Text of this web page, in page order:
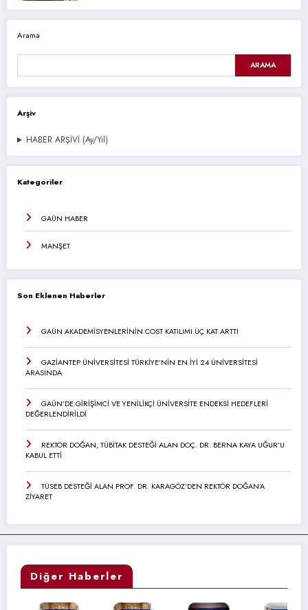
Arama
ARAMA
Arşiv
HABER ARŞİVİ (Ay/Yıl)
Kategoriler
GAÜN HABER
MANŞET
Son Eklenen Haberler
GAÜN AKADEMİSYENLERİNİN COST KATILIMI ÜÇ KAT ARTTI
GAZİANTEP ÜNİVERSİTESİ TÜRKİYE’NİN EN İYİ 24 ÜNİVERSİTESİ
ARASINDA
GAÜN’DE GİRİŞİMCİ VE YENİLİKÇİ ÜNİVERSİTE ENDEKSİ HEDEFLERİ
DEĞERLENDİRİLDİ
REKTÖR DOĞAN, TÜBİTAK DESTEĞİ ALAN DOÇ. DR. BERNA KAYA UĞUR’U
KABUL ETTİ
TÜSEB DESTEĞİ ALAN PROF. DR. KARAGÖZ’DEN REKTÖR DOĞAN’A
ZİYARET
Diğer Haberler